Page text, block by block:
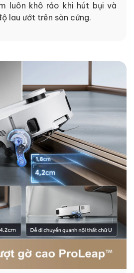
luôn khô ráo khi hút bụi và
lau ướt trên sàn cứng.